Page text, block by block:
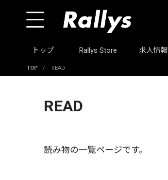
トップ Rallys Store 求人情報
TOP / READ
READ
読み物の一覧ページです。